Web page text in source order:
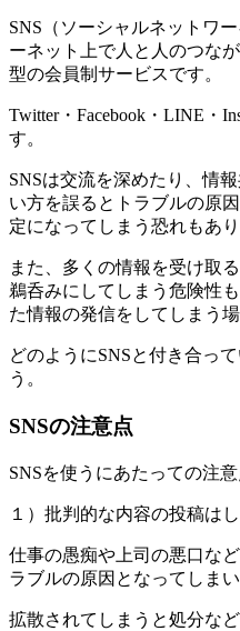
SNS（ソーシャルネットワ
ーネット上で人と人のつな
型の会員制サービスです。
Twitter・Facebook・LINE・
す。
SNSは交流を深めたり、情
い方を誤るとトラブルの原
定になってしまう恐れもあり
また、多くの情報を受け取
鵜呑みにしてしまう危険性
た情報の発信をしてしまう場
どのようにSNSと付き合っ
う。
SNSの注意点
SNSを使うにあたっての注
１）批判的な内容の投稿は
仕事の愚痴や上司の悪口な
ラブルの原因となってしまい
拡散されてしまうと処分な